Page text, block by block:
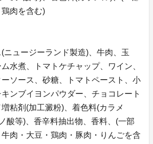
肉を含む)
ニュージーランド製造)、牛肉、玉
水煮、トマトケチャップ、ワイン、
ソース、砂糖、トマトペースト、小
ンブイヨンパウダー、チョコレート
粘剤(加工澱粉)、着色料(カラメ
酸等)、香辛料抽出物、香料、(一部
肉・大豆・鶏肉・豚肉・りんごを含